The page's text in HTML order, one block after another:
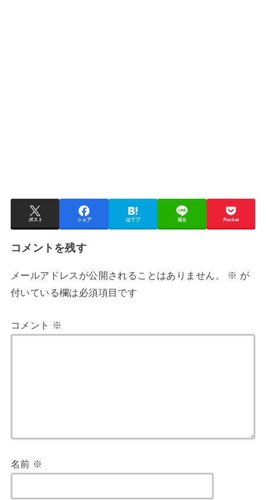
ポスト シェア はてブ 送る Pocket
コメントを残す
メールアドレスが公開されることはありません。 ※ が
付いている欄は必須項目です
コメント ※
名前 ※